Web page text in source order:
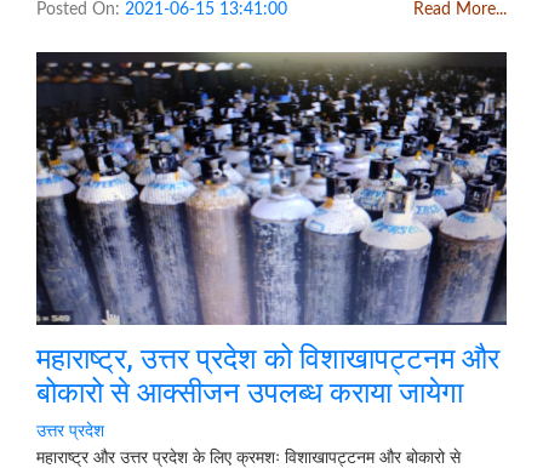
Posted On: 2021-06-15 13:41:00 Read More...
महाराष्ट्र, उत्तर प्रदेश को विशाखापट्टनम और
बोकारो से आक्सीजन उपलब्ध कराया जायेगा
उत्तर प्रदेश
महाराष्ट्र और उत्तर प्रदेश के लिए क्रमशः विशाखापट्टनम और बोकारो से